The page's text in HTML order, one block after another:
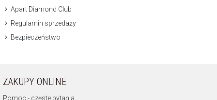
Apart Diamond Club
Regulamin sprzedaży
Bezpieczeństwo
ZAKUPY ONLINE
Pomoc - częste pytania